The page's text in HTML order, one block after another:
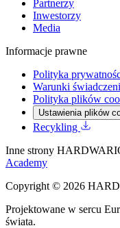
Partnerzy
Inwestorzy
Media
Informacje prawne
Polityka
Warunki
Polityka plików
Ustawienia plików
Recykling
Inne strony
Academy
Copyright © 2026
Projektowane w sercu
świata.